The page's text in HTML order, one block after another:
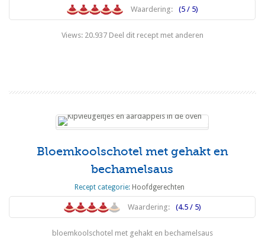
Waardering: (5 / 5)
Views: 20.937 Deel dit recept met anderen
Bloemkoolschotel met gehakt en
bechamelsaus
Recept categorie: Hoofdgerechten
Waardering: (4.5 / 5)
bloemkoolschotel met gehakt en bechamelsaus